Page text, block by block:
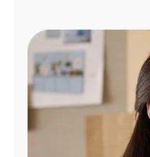
Administrar
cuenta
Encuentra
tienda